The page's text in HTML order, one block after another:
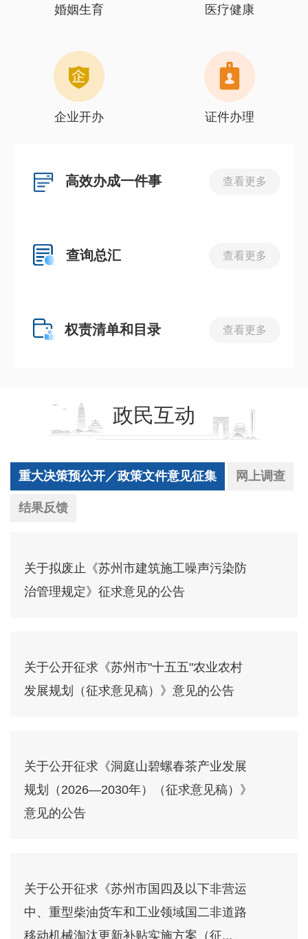
婚姻生育 医疗健康
企业开办 证件办理
高效办成一件事 查看更多
查询总汇 查看更多
权责清单和目录 查看更多
政民互动
重大决策预公开／政策文件意见征集 网上调查
结果反馈
关于拟废止《苏州市建筑施工噪声污染防
治管理规定》征求意见的公告
关于公开征求《苏州市"十五五"农业农村
发展规划（征求意见稿）》意见的公告
关于公开征求《洞庭山碧螺春茶产业发展
规划（2026—2030年）（征求意见稿）》
意见的公告
关于公开征求《苏州市国四及以下非营运
中、重型柴油货车和工业领域国二非道路
移动机械淘汰更新补贴实施方案（征...